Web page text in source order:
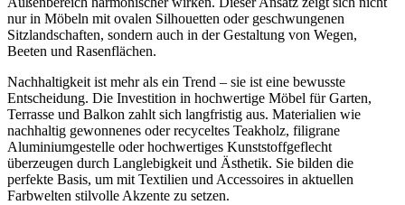
nur in Möbeln mit ovalen Silhouetten oder geschwungenen
Sitzlandschaften, sondern auch in der Gestaltung von Wegen,
Beeten und Rasenflächen.
Nachhaltigkeit ist mehr als ein Trend – sie ist eine bewusste
Entscheidung. Die Investition in hochwertige Möbel für Garten,
Terrasse und Balkon zahlt sich langfristig aus. Materialien wie
nachhaltig gewonnenes oder recyceltes Teakholz, filigrane
Aluminiumgestelle oder hochwertiges Kunststoffgeflecht
überzeugen durch Langlebigkeit und Ästhetik. Sie bilden die
perfekte Basis, um mit Textilien und Accessoires in aktuellen
Farbwelten stilvolle Akzente zu setzen.